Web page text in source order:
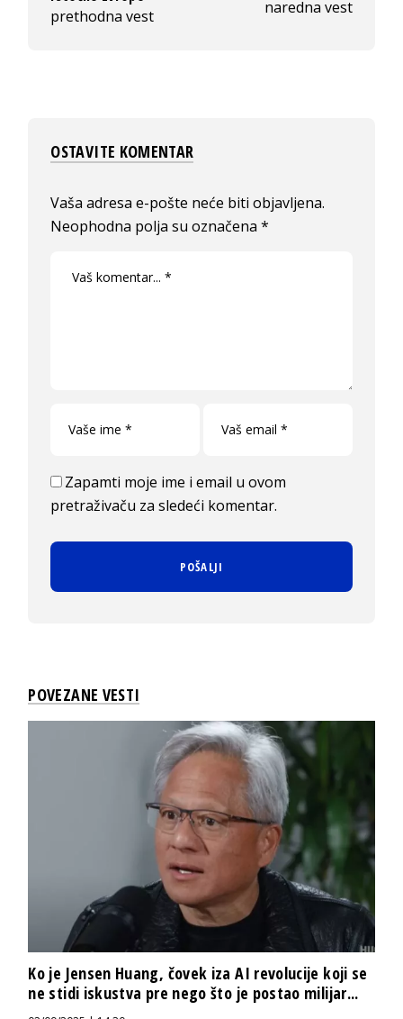
prethodna vest
naredna vest
OSTAVITE KOMENTAR
Vaša adresa e-pošte neće biti objavljena.
Neophodna polja su označena*
Zapamti moje ime i email u ovom
pretraživaču za sledeći komentar.
POVEZANE VESTI
Ko je Jensen Huang, čovek iza AI revolucije koji se
ne stidi iskustva pre nego što je postao milijar...